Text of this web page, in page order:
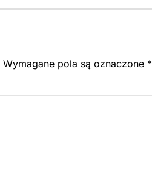
Wymagane pola są oznaczone *